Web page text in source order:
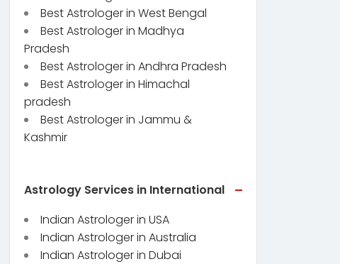
Best Astrologer in West Bengal
Best Astrologer in Madhya
Pradesh
Best Astrologer in Andhra Pradesh
Best Astrologer in Himachal
pradesh
Best Astrologer in Jammu &
Kashmir
Astrology Services in International
Indian Astrologer in USA
Indian Astrologer in Australia
Indian Astrologer in Dubai